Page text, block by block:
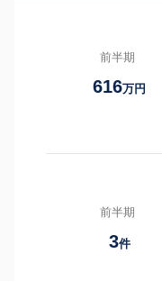
前半期
616万円
前半期
3件